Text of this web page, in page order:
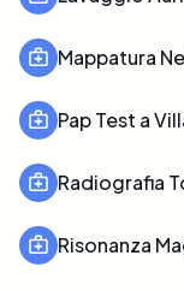
Mappatura
Pap Test a
Radiografia
Risonanza